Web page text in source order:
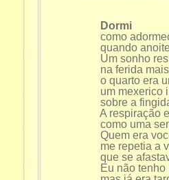
Dormi
como
quando
Um sonho
na ferida mais
o quarto era
um mexerico
sobre a
A respiração
como uma
Quem era
me repetia a
que se
Eu não tenho